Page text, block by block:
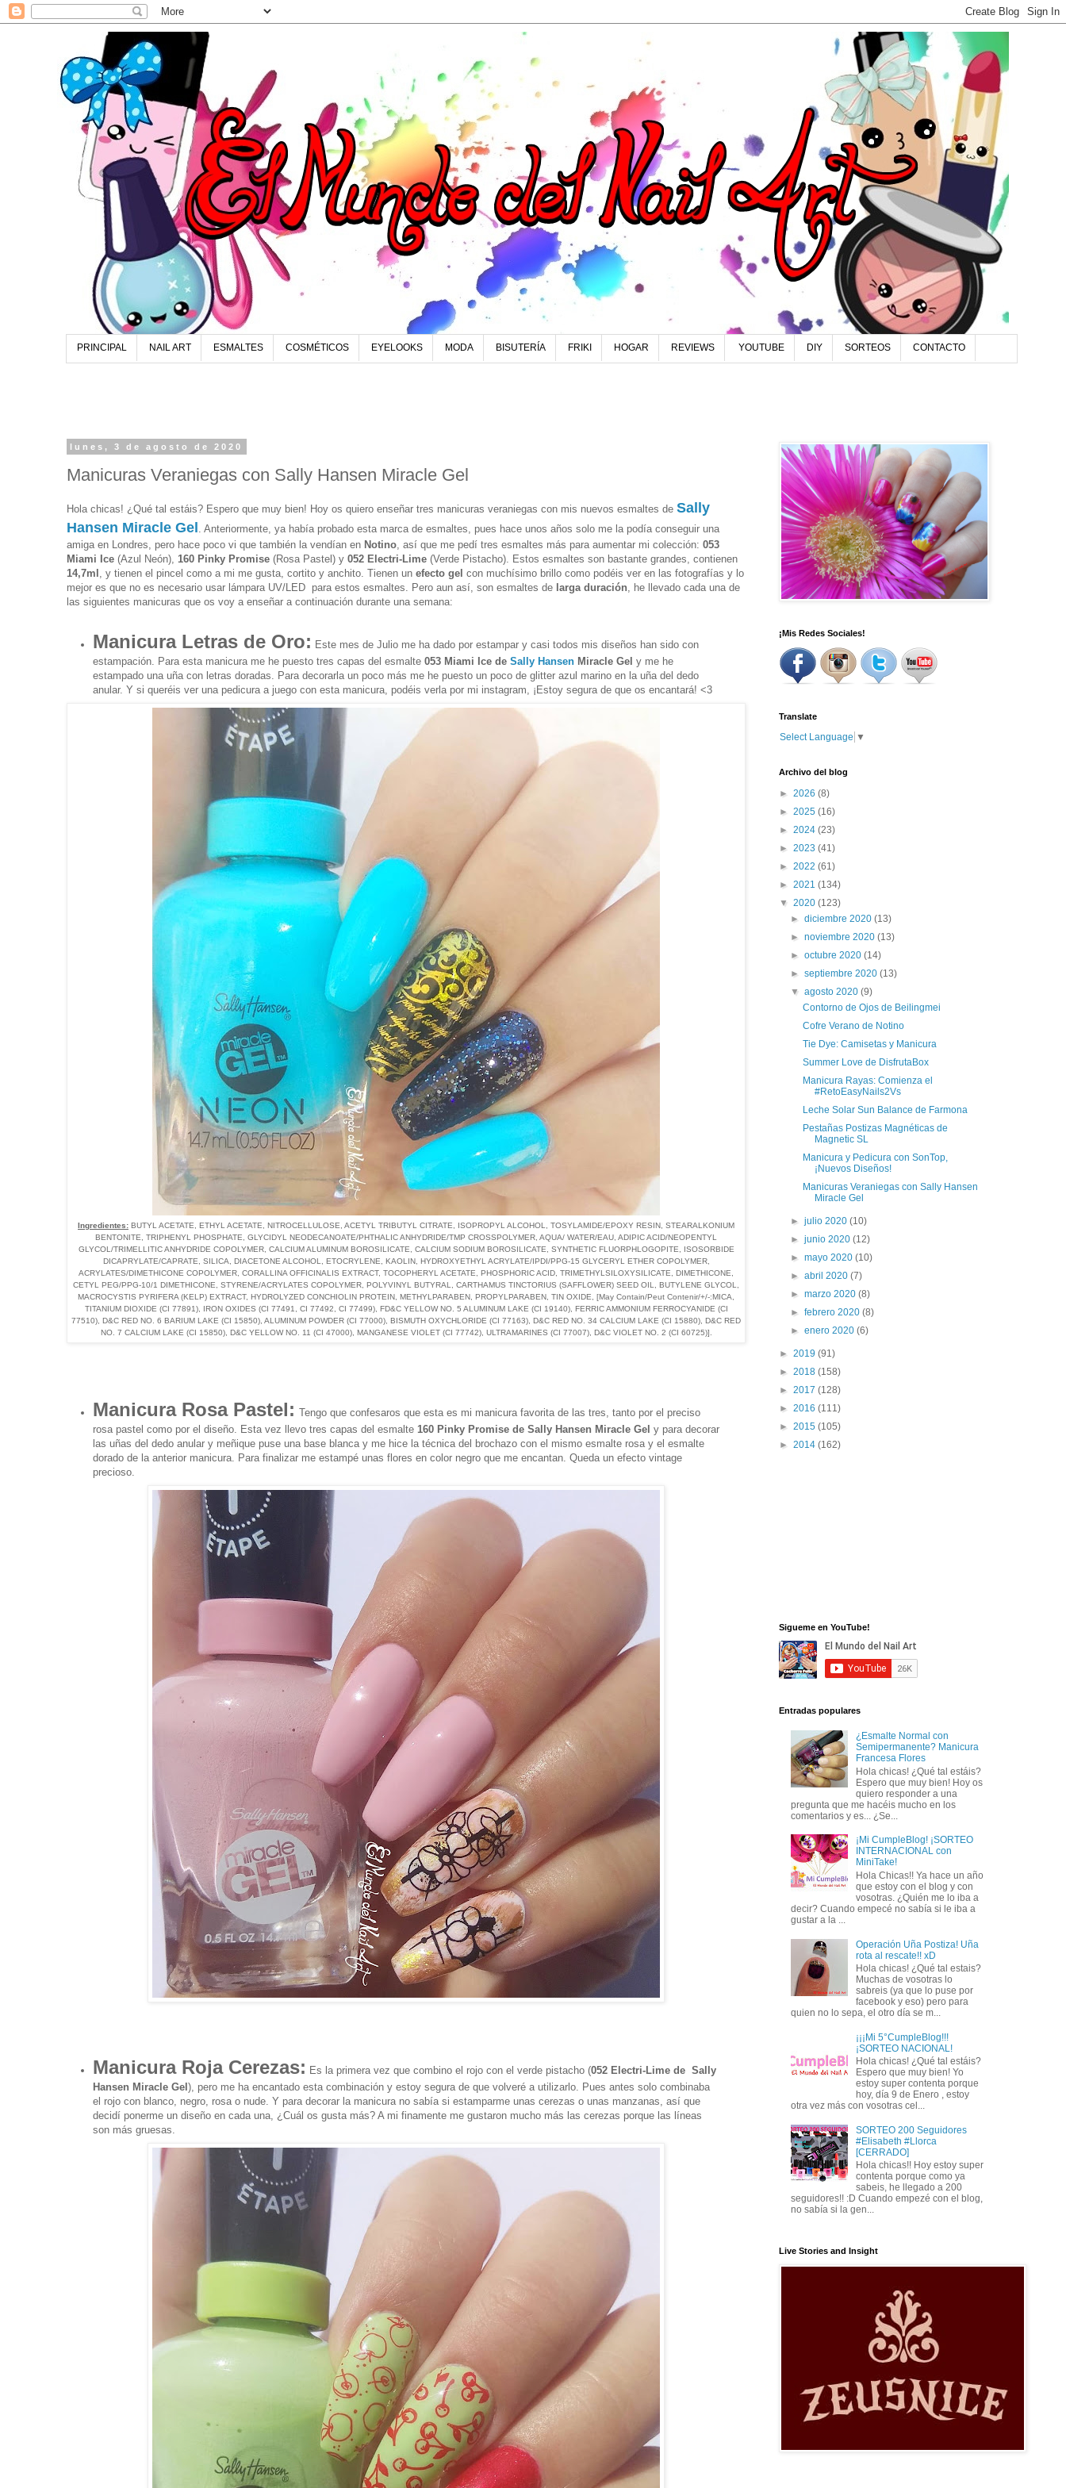
PRINCIPAL NAIL ART ESMALTES COSMÉTICOS EYELOOKS MODA BISUTERÍA FRIKI HOGAR REVIEWS YOUTUBE DIY SORTEOS CONTACTO
lunes, 3 de agosto de 2020
Manicuras Veraniegas con Sally Hansen Miracle Gel
Hola chicas! ¿Qué tal estáis? Espero que muy bien! Hoy os quiero enseñar tres manicuras veraniegas con mis nuevos esmaltes de Sally
Hansen Miracle Gel . Anteriormente, ya había probado esta marca de esmaltes, pues hace unos años solo me la podía conseguir una
amiga en Londres, pero hace poco vi que también la vendían en Notino , así que me pedí tres esmaltes más para aumentar mi colección: 053
Miami Ice (Azul Neón), 160 Pinky Promise (Rosa Pastel) y 052 Electri-Lime (Verde Pistacho). Estos esmaltes son bastante grandes, contienen
14,7ml , y tienen el pincel como a mi me gusta, cortito y anchito. Tienen un efecto gel con muchísimo brillo como podéis ver en las fotografías y lo
mejor es que no es necesario usar lámpara UV/LED para estos esmaltes. Pero aun así, son esmaltes de larga duración , he llevado cada una de
las siguientes manicuras que os voy a enseñar a continuación durante una semana:
Manicura Letras de Oro: Este mes de Julio me ha dado por estampar y casi todos mis diseños han sido con
estampación. Para esta manicura me he puesto tres capas del esmalte 053 Miami Ice de Sally Hansen Miracle Gel y me he
estampado una uña con letras doradas. Para decorarla un poco más me he puesto un poco de glitter azul marino en la uña del dedo
anular. Y si queréis ver una pedicura a juego con esta manicura, podéis verla por mi instagram, ¡Estoy segura de que os encantará! <3
Ingredientes: BUTYL ACETATE, ETHYL ACETATE, NITROCELLULOSE, ACETYL TRIBUTYL CITRATE, ISOPROPYL ALCOHOL, TOSYLAMIDE/EPOXY RESIN, STEARALKONIUM
BENTONITE, TRIPHENYL PHOSPHATE, GLYCIDYL NEODECANOATE/PHTHALIC ANHYDRIDE/TMP CROSSPOLYMER, AQUA/ WATER/EAU, ADIPIC ACID/NEOPENTYL
GLYCOL/TRIMELLITIC ANHYDRIDE COPOLYMER, CALCIUM ALUMINUM BOROSILICATE, CALCIUM SODIUM BOROSILICATE, SYNTHETIC FLUORPHLOGOPITE, ISOSORBIDE
DICAPRYLATE/CAPRATE, SILICA, DIACETONE ALCOHOL, ETOCRYLENE, KAOLIN, HYDROXYETHYL ACRYLATE/IPDI/PPG-15 GLYCERYL ETHER COPOLYMER,
ACRYLATES/DIMETHICONE COPOLYMER, CORALLINA OFFICINALIS EXTRACT, TOCOPHERYL ACETATE, PHOSPHORIC ACID, TRIMETHYLSILOXYSILICATE, DIMETHICONE,
CETYL PEG/PPG-10/1 DIMETHICONE, STYRENE/ACRYLATES COPOLYMER, POLYVINYL BUTYRAL, CARTHAMUS TINCTORIUS (SAFFLOWER) SEED OIL, BUTYLENE GLYCOL,
MACROCYSTIS PYRIFERA (KELP) EXTRACT, HYDROLYZED CONCHIOLIN PROTEIN, METHYLPARABEN, PROPYLPARABEN, TIN OXIDE, [May Contain/Peut Contenir/+/-:MICA,
TITANIUM DIOXIDE (CI 77891), IRON OXIDES (CI 77491, CI 77492, CI 77499), FD&C YELLOW NO. 5 ALUMINUM LAKE (CI 19140), FERRIC AMMONIUM FERROCYANIDE (CI
77510), D&C RED NO. 6 BARIUM LAKE (CI 15850), ALUMINUM POWDER (CI 77000), BISMUTH OXYCHLORIDE (CI 77163), D&C RED NO. 34 CALCIUM LAKE (CI 15880), D&C RED
NO. 7 CALCIUM LAKE (CI 15850), D&C YELLOW NO. 11 (CI 47000), MANGANESE VIOLET (CI 77742), ULTRAMARINES (CI 77007), D&C VIOLET NO. 2 (CI 60725)].
Manicura Rosa Pastel: Tengo que confesaros que esta es mi manicura favorita de las tres, tanto por el preciso
rosa pastel como por el diseño. Esta vez llevo tres capas del esmalte 160 Pinky Promise de Sally Hansen Miracle Gel y para decorar
las uñas del dedo anular y meñique puse una base blanca y me hice la técnica del brochazo con el mismo esmalte rosa y el esmalte
dorado de la anterior manicura. Para finalizar me estampé unas flores en color negro que me encantan. Queda un efecto vintage
precioso.
Manicura Roja Cerezas: Es la primera vez que combino el rojo con el verde pistacho (052 Electri-Lime de Sally
Hansen Miracle Gel ), pero me ha encantado esta combinación y estoy segura de que volveré a utilizarlo. Pues antes solo combinaba
el rojo con blanco, negro, rosa o nude. Y para decorar la manicura no sabía si estamparme unas cerezas o unas manzanas, así que
decidí ponerme un diseño en cada una, ¿Cuál os gusta más? A mi finamente me gustaron mucho más las cerezas porque las líneas
son más gruesas.
¡Mis Redes Sociales!
Translate
Select Language ▼
Archivo del blog
► 2026 (8)
► 2025 (16)
► 2024 (23)
► 2023 (41)
► 2022 (61)
► 2021 (134)
▼ 2020 (123)
►diciembre 2020(13)
►noviembre 2020(13)
►octubre 2020(14)
►septiembre 2020(13)
▼agosto 2020(9)
Contorno de Ojos de Beilingmei
Cofre Verano de Notino
Tie Dye: Camisetas y Manicura
Summer Love de DisfrutaBox
Manicura Rayas: Comienza el
#RetoEasyNails2Vs
Leche Solar Sun Balance de Farmona
Pestañas Postizas Magnéticas de
Magnetic SL
Manicura y Pedicura con SonTop,
¡Nuevos Diseños!
Manicuras Veraniegas con Sally Hansen
Miracle Gel
►julio 2020(10)
►junio 2020(12)
►mayo 2020(10)
►abril 2020(7)
►marzo 2020(8)
►febrero 2020(8)
►enero 2020(6)
► 2019 (91)
► 2018 (158)
► 2017 (128)
► 2016 (111)
► 2015 (105)
► 2014 (162)
Sigueme en YouTube!
Entradas populares
¿Esmalte Normal con
Semipermanente? Manicura
Francesa Flores
Hola chicas! ¿Qué tal estáis?
Espero que muy bien! Hoy os
quiero responder a una
pregunta que me hacéis mucho en los
comentarios y es... ¿Se...
¡Mi CumpleBlog! ¡SORTEO
INTERNACIONAL con
MiniTake!
Hola Chicas!! Ya hace un año
que estoy con el blog y con
vosotras. ¿Quién me lo iba a
decir? Cuando empecé no sabía si le iba a
gustar a la ...
Operación Uña Postiza! Uña
rota al rescate!! xD
Hola chicas! ¿Qué tal estais?
Muchas de vosotras lo
sabreis (ya que lo puse por
facebook y eso) pero para
quien no lo sepa, el otro día se m...
¡¡¡Mi 5°CumpleBlog!!!
¡SORTEO NACIONAL!
Hola chicas! ¿Qué tal estáis?
Espero que muy bien! Yo
estoy super contenta porque
hoy, día 9 de Enero , estoy
otra vez más con vosotras cel...
SORTEO 200 Seguidores
#Elisabeth #Llorca
[CERRADO]
Hola chicas!! Hoy estoy super
contenta porque como ya
sabeis, he llegado a 200
seguidores!! :D Cuando empezé con el blog,
no sabía si la gen...
Live Stories and Insight